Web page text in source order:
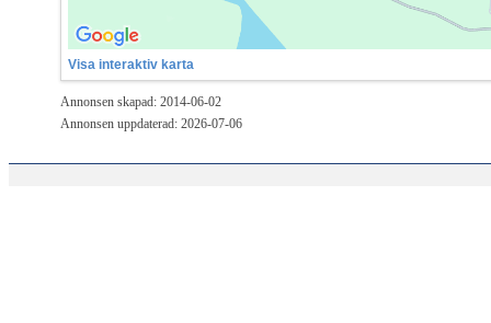
Visa interaktiv karta
Annonsen skapad: 2014-06-02
Annonsen uppdaterad: 2026-07-06